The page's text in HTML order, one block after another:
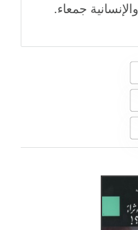
جمعاء.